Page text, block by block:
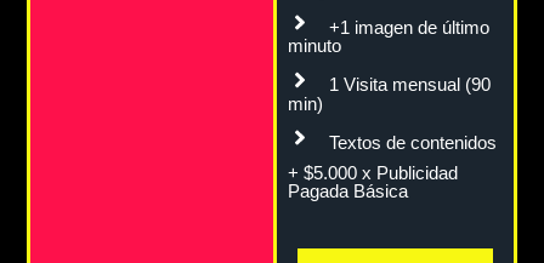
+1 imagen de último
minuto
1 Visita mensual (90
min)
Textos de contenidos
+ $5.000 x Publicidad
Pagada Básica